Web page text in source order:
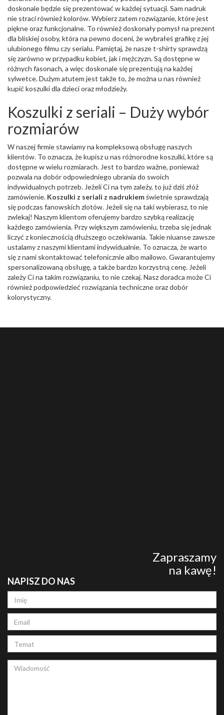
doskonale będzie się prezentować w każdej sytuacji. Sam nadruk
nie straci również kolorów. Wybierz zatem rozwiązanie, które jest
piękne oraz funkcjonalne. To również doskonały pomysł na prezent
dla bliskiej osoby, która na pewno doceni, że wybrałeś grafikę z jej
ulubionego filmu czy serialu. Pamiętaj, że nasze t-shirty sprawdzą
się zarówno w przypadku kobiet, jak i mężczyzn. Są dostępne w
różnych fasonach, a więc doskonale się prezentują na każdej
sylwetce. Dużym atutem jest także to, że można u nas również
kupić koszulki dla dzieci oraz młodzieży.
Koszulki z seriali – Duży wybór
rozmiarów
W naszej firmie stawiamy na kompleksową obsługę naszych
klientów. To oznacza, że kupisz u nas różnorodne koszulki, które są
dostępne w wielu rozmiarach. Jest to bardzo ważne, ponieważ
pozwala na dobór odpowiedniego ubrania do swoich
indywidualnych potrzeb. Jeżeli Ci na tym zależy, to już dziś złóż
zamówienie. Koszulki z seriali z nadrukiemświetnie sprawdzają
się podczas fanowskich zlotów. Jeżeli się na taki wybierasz, to nie
zwlekaj! Naszym klientom oferujemy bardzo szybką realizację
każdego zamówienia. Przy większym zamówieniu, trzeba się jednak
liczyć z koniecznością dłuższego oczekiwania. Takie niuanse zawsze
ustalamy z naszymi klientami indywidualnie. To oznacza, że warto
się z nami skontaktować telefonicznie albo mailowo. Gwarantujemy
spersonalizowaną obsługę, a także bardzo korzystną cenę. Jeżeli
zależy Ci na takim rozwiązaniu, to nie czekaj. Nasz doradca może Ci
również podpowiedzieć rozwiązania techniczne oraz dobór
kolorystyczny.
Zapraszamy
na kawę!
NAPISZ DO NAS